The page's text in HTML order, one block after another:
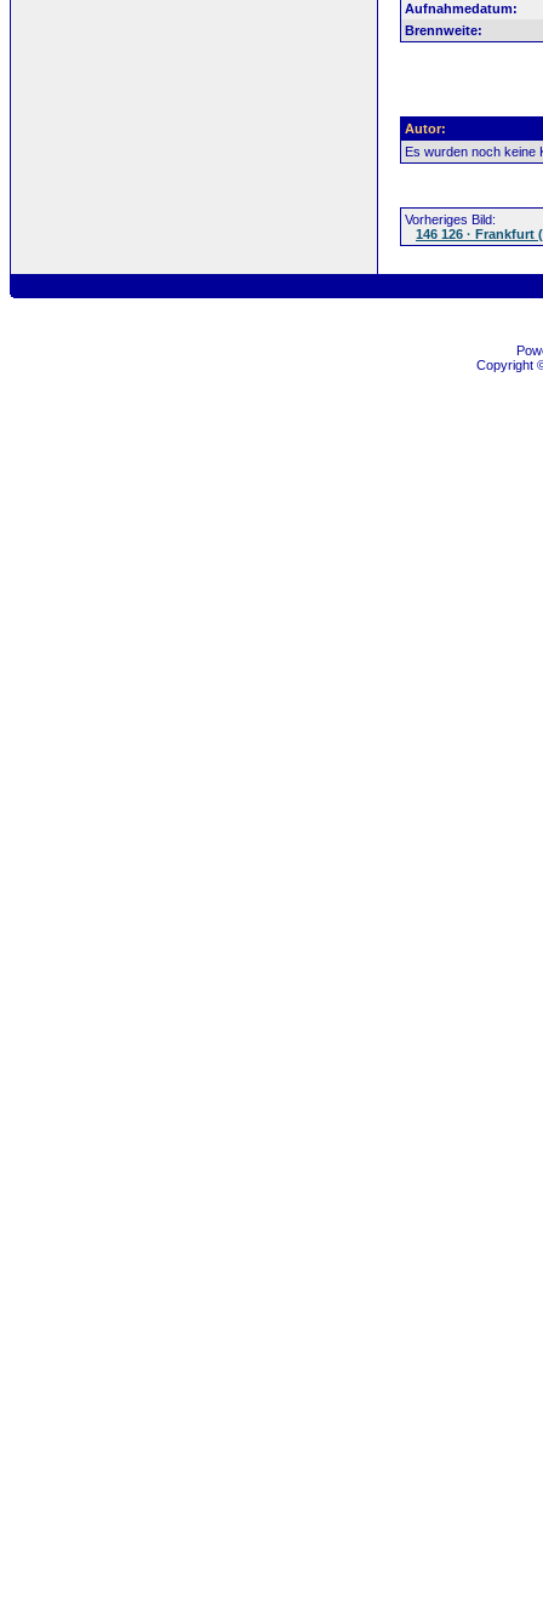
Aufnahmedatum:
Brennweite:
Autor:
Es wurden noch keine
Vorheriges Bild:
146 126 · Frankfurt
Copyright